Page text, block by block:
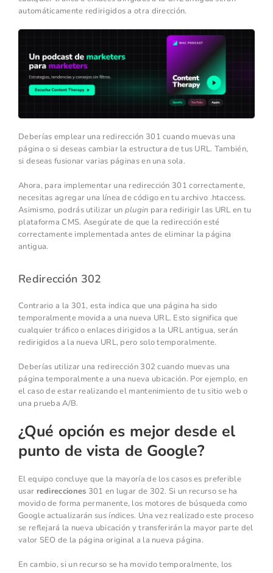
automáticamente redirigidos a otra dirección.
Deberías emplear una redirección 301 cuando muevas una
página o si deseas cambiar la estructura de tus URL. También,
si deseas fusionar varias páginas en una sola.
Ahora, para implementar una redirección 301 correctamente,
necesitas agregar una línea de código en tu archivo .htaccess.
Asimismo, podrás utilizar un plugin para redirigir las URL en tu
plataforma CMS. Asegúrate de que la redirección esté
correctamente implementada antes de eliminar la página
antigua.
Redirección 302
Contrario a la 301, esta indica que una página ha sido
temporalmente movida a una nueva URL. Esto significa que
cualquier tráfico o enlaces dirigidos a la URL antigua, serán
redirigidos a la nueva URL, pero solo temporalmente.
Deberías utilizar una redirección 302 cuando muevas una
página temporalmente a una nueva ubicación. Por ejemplo, en
el caso de estar realizando el mantenimiento de tu sitio web o
una prueba A/B.
¿Qué opción es mejor desde el
punto de vista de Google?
El equipo concluye que la mayoría de los casos es preferible
usar redirecciones 301 en lugar de 302. Si un recurso se ha
movido de forma permanente, los motores de búsqueda como
Google actualizarán sus índices. Una vez realizado este proceso
se reflejará la nueva ubicación y transferirán la mayor parte del
valor SEO de la página original a la nueva página.
En cambio, si un recurso se ha movido temporalmente, los